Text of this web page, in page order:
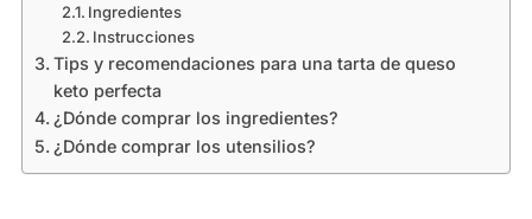
Ingredientes
Instrucciones
Tips y recomendaciones para una tarta de queso
keto perfecta
¿Dónde comprar los ingredientes?
¿Dónde comprar los utensilios?